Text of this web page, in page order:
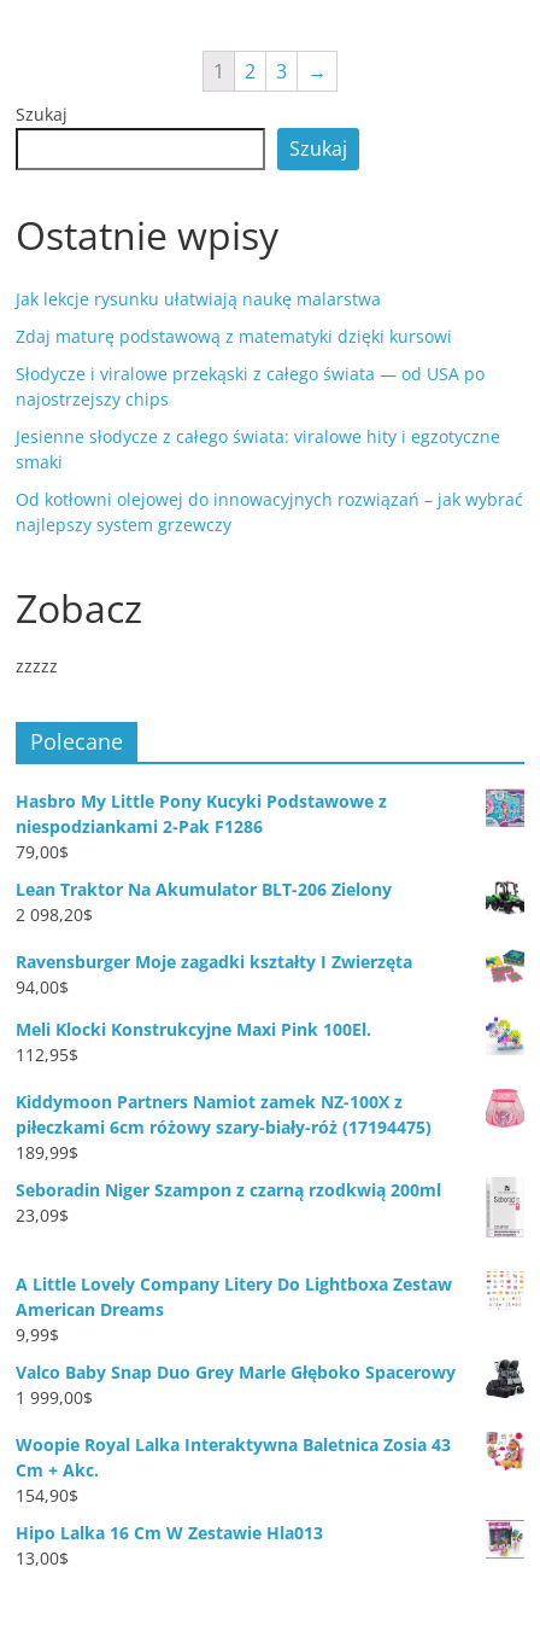
1 2 3 →
Szukaj
Szukaj
Ostatnie wpisy
Jak lekcje rysunku ułatwiają naukę malarstwa
Zdaj maturę podstawową z matematyki dzięki kursowi
Słodycze i viralowe przekąski z całego świata — od USA po
najostrzejszy chips
Jesienne słodycze z całego świata: viralowe hity i egzotyczne
smaki
Od kotłowni olejowej do innowacyjnych rozwiązań – jak wybrać
najlepszy system grzewczy
Zobacz
zzzzz
Polecane
Hasbro My Little Pony Kucyki Podstawowe z
niespodziankami 2-Pak F1286
79,00$
Lean Traktor Na Akumulator BLT-206 Zielony
2 098,20$
Ravensburger Moje zagadki kształty I Zwierzęta
94,00$
Meli Klocki Konstrukcyjne Maxi Pink 100El.
112,95$
Kiddymoon Partners Namiot zamek NZ-100X z
piłeczkami 6cm różowy szary-biały-róż (17194475)
189,99$
Seboradin Niger Szampon z czarną rzodkwią 200ml
23,09$
A Little Lovely Company Litery Do Lightboxa Zestaw
American Dreams
9,99$
Valco Baby Snap Duo Grey Marle Głęboko Spacerowy
1 999,00$
Woopie Royal Lalka Interaktywna Baletnica Zosia 43
Cm + Akc.
154,90$
Hipo Lalka 16 Cm W Zestawie Hla013
13,00$